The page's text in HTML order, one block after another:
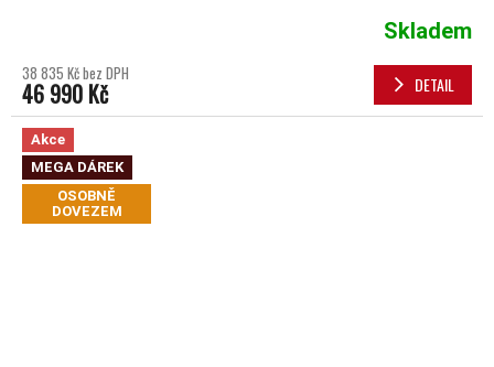
Skladem
38 835 Kč bez DPH
46 990 Kč DETAIL
Akce
MEGA DÁREK
OSOBNĚ
DOVEZEM